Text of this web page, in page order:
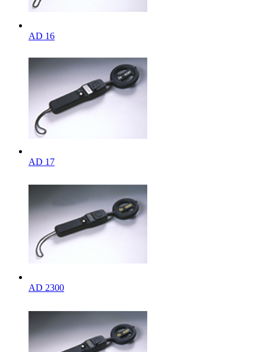
AD 16
AD 17
AD 2300